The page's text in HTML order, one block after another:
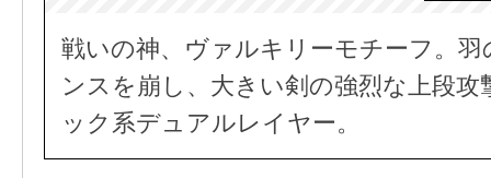
戦いの神、ヴァルキリーモチーフ。
ンスを崩し、大きい剣の強烈な上段
ック系デュアルレイヤー。